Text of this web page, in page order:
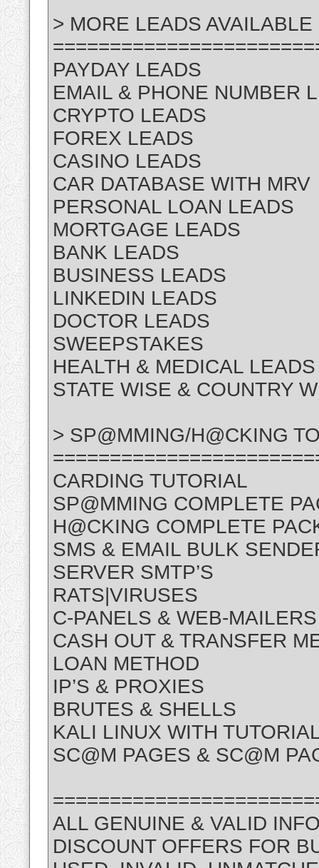
> MORE LEADS AVAILABLE
PAYDAY LEADS
EMAIL & PHONE NUMBER
CRYPTO LEADS
FOREX LEADS
CASINO LEADS
CAR DATABASE WITH MRV
PERSONAL LOAN LEADS
MORTGAGE LEADS
BANK LEADS
BUSINESS LEADS
LINKEDIN LEADS
DOCTOR LEADS
SWEEPSTAKES
HEALTH & MEDICAL LEADS
STATE WISE & COUNTRY
> SP@MMING/H@CKING
CARDING TUTORIAL
SP@MMING COMPLETE
H@CKING COMPLETE
SMS & EMAIL BULK
SERVER SMTP’S
RATS|VIRUSES
C-PANELS & WEB-MAILERS
CASH OUT & TRANSFER
LOAN METHOD
IP’S & PROXIES
BRUTES & SHELLS
KALI LINUX WITH
SC@M PAGES & SC@M
ALL GENUINE & VALID
DISCOUNT OFFERS FOR